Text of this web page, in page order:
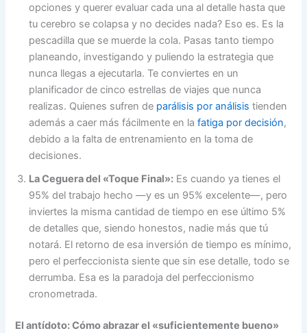
opciones y querer evaluar cada una al detalle hasta que
tu cerebro se colapsa y no decides nada? Eso es. Es la
pescadilla que se muerde la cola. Pasas tanto tiempo
planeando, investigando y puliendo la estrategia que
nunca llegas a ejecutarla. Te conviertes en un
planificador de cinco estrellas de viajes que nunca
realizas. Quienes sufren de parálisis por análisistienden
además a caer más fácilmente en lafatiga por decisión,
debido a la falta de entrenamiento en la toma de
decisiones.
La Ceguera del «Toque Final»: Es cuando ya tienes el
95% del trabajo hecho —y es un 95% excelente—, pero
inviertes la misma cantidad de tiempo en ese último 5%
de detalles que, siendo honestos, nadie más que tú
notará. El retorno de esa inversión de tiempo es mínimo,
pero el perfeccionista siente que sin ese detalle, todo se
derrumba. Esa es la paradoja del perfeccionismo
cronometrada.
El antídoto: Cómo abrazar el «suficientemente bueno»